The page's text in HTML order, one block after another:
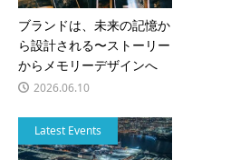
ブランドは、未来の記憶か
ら設計される〜ストーリー
からメモリーデザインへ
2026.06.10
Latest Events